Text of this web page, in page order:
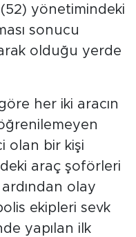
(52) yönetimindeki
sonucu
olduğu yerde
her iki aracın
olan bir kişi
araç şoförleri
olay
ekipleri sevk
yapılan ilk